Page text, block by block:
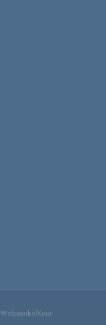
WebwinkelKeur